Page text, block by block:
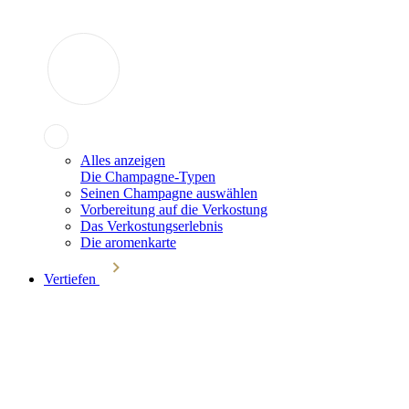
Alles anzeigen
Die Champagne-Typen
Seinen Champagne auswählen
Vorbereitung auf die Verkostung
Das Verkostungserlebnis
Die aromenkarte
Vertiefen